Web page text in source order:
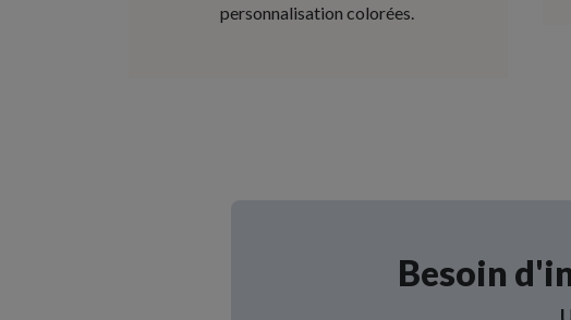
personnalisation colorées.
Besoin